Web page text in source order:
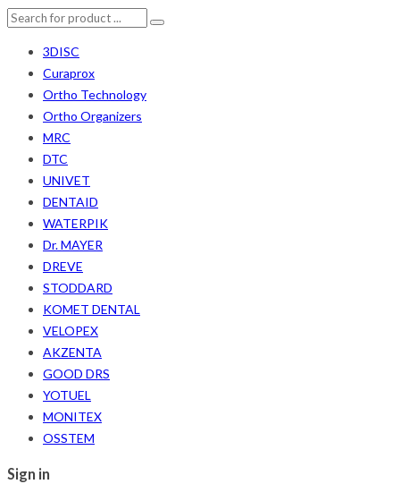
3DISC
Curaprox
Ortho Technology
Ortho Organizers
MRC
DTC
UNIVET
DENTAID
WATERPIK
Dr. MAYER
DREVE
STODDARD
KOMET DENTAL
VELOPEX
AKZENTA
GOOD DRS
YOTUEL
MONITEX
OSSTEM
Sign in